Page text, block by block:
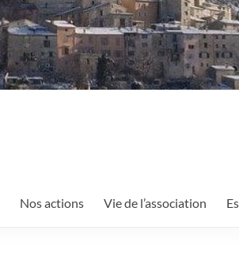
Nos actions Vie de l’association